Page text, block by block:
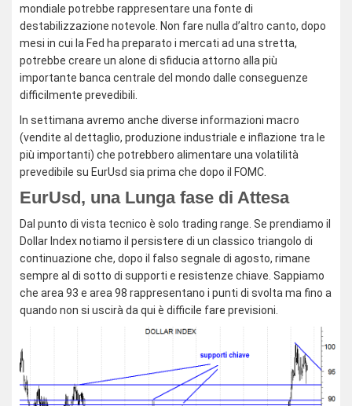
mondiale potrebbe rappresentare una fonte di
destabilizzazione notevole. Non fare nulla d’altro canto, dopo
mesi in cui la Fed ha preparato i mercati ad una stretta,
potrebbe creare un alone di sfiducia attorno alla più
importante banca centrale del mondo dalle conseguenze
difficilmente prevedibili.
In settimana avremo anche diverse informazioni macro
(vendite al dettaglio, produzione industriale e inflazione tra le
più importanti) che potrebbero alimentare una volatilità
prevedibile su EurUsd sia prima che dopo il FOMC.
EurUsd, una Lunga fase di Attesa
Dal punto di vista tecnico è solo trading range. Se prendiamo il
Dollar Index notiamo il persistere di un classico triangolo di
continuazione che, dopo il falso segnale di agosto, rimane
sempre al di sotto di supporti e resistenze chiave. Sappiamo
che area 93 e area 98 rappresentano i punti di svolta ma fino a
quando non si uscirà da qui è difficile fare previsioni.